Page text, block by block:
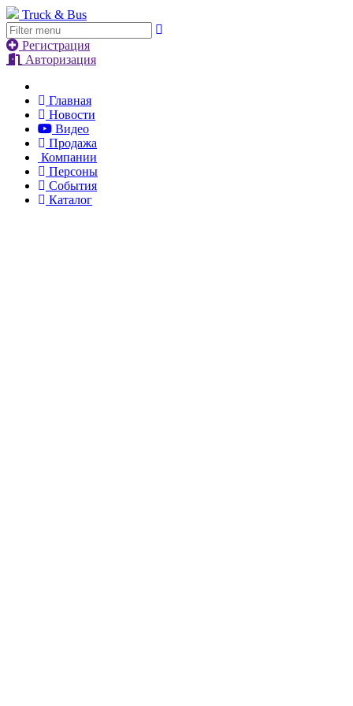
Truck & Bus
Регистрация
Авторизация
Главная
Новости
Видео
Продажа
Компании
Персоны
События
Каталог